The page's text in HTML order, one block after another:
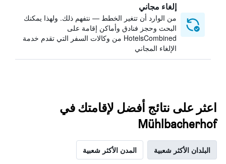
إلغاء مجاني
من الوارد أن تتغير الخطط — نتفهم ذلك. ولهذا يمكنك
البحث وحجز فنادق وأماكن إقامة على
HotelsCombined من وكالات السفر التي تقدم خدمة
الإلغاء المجاني
اعثر على نتائج أفضل لإقامتك في
Mühlbacherhof
البلدان الأكثر شعبية المدن الأكثر شعبية